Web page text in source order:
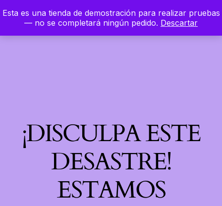
Esta es una tienda de demostración para realizar pruebas
— no se completará ningún pedido. Descartar
Hierbaloca LinkedIn
Instagram
Facebook
Acceder
¡DISCULPA ESTE
DESASTRE!
ESTAMOS